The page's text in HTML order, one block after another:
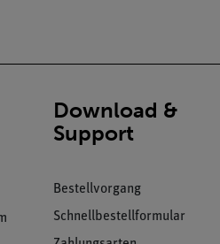
Download &
Support
Bestellvorgang
Schnellbestellformular